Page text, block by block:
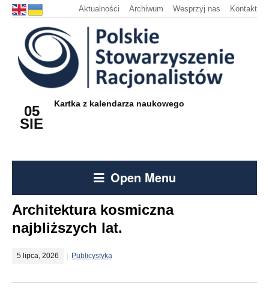
Aktualności Archiwum Wesprzyj nas Kontakt
05
SIE
Kartka z kalendarza naukowego
Open Menu
Architektura kosmiczna
najbliższych lat.
5 lipca, 2026 Publicystyka